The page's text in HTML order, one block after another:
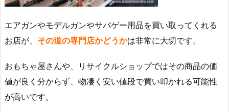
エアガンやモデルガンやサバゲー用品を買い取ってくれる
お店が、 その道の専門店かどうかは非常に大切です。
おもちゃ屋さんや、リサイクルショップではその商品の価
値が良く分からず、物凄く安い値段で買い叩かれる可能性
が高いです。